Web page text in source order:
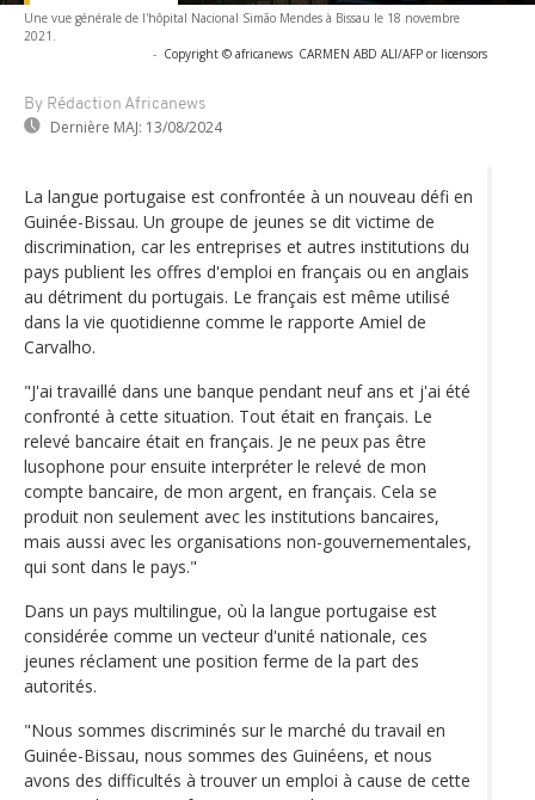
Une vue générale de l'hôpital Nacional Simão Mendes à Bissau le 18 novembre
2021.
- Copyright © africanews CARMEN ABD ALI/AFP or licensors
By Rédaction Africanews
Dernière MAJ: 13/08/2024
La langue portugaise est confrontée à un nouveau défi en
Guinée-Bissau. Un groupe de jeunes se dit victime de
discrimination, car les entreprises et autres institutions du
pays publient les offres d'emploi en français ou en anglais
au détriment du portugais. Le français est même utilisé
dans la vie quotidienne comme le rapporte Amiel de
Carvalho.
"J'ai travaillé dans une banque pendant neuf ans et j'ai été
confronté à cette situation. Tout était en français. Le
relevé bancaire était en français. Je ne peux pas être
lusophone pour ensuite interpréter le relevé de mon
compte bancaire, de mon argent, en français. Cela se
produit non seulement avec les institutions bancaires,
mais aussi avec les organisations non-gouvernementales,
qui sont dans le pays."
Dans un pays multilingue, où la langue portugaise est
considérée comme un vecteur d'unité nationale, ces
jeunes réclament une position ferme de la part des
autorités.
"Nous sommes discriminés sur le marché du travail en
Guinée-Bissau, nous sommes des Guinéens, et nous
avons des difficultés à trouver un emploi à cause de cette